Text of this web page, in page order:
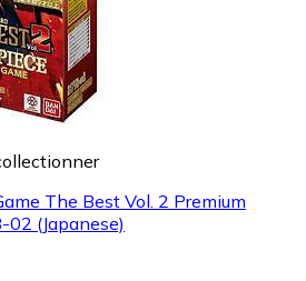
The Best Vol. 2 Premium
02 (Japanese)